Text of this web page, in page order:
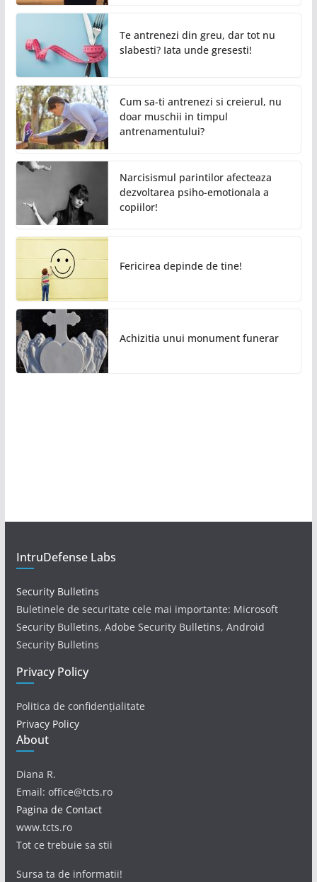
Te antrenezi din greu, dar tot nu
slabesti? Iata unde gresesti!
Cum sa-ti antrenezi si creierul, nu
doar muschii in timpul
antrenamentului?
Narcisismul parintilor afecteaza
dezvoltarea psiho-emotionala a
copiilor!
Fericirea depinde de tine!
Achizitia unui monument funerar
IntruDefense Labs
Security Bulletins
Buletinele de securitate cele mai importante: Microsoft
Security Bulletins, Adobe Security Bulletins, Android
Security Bulletins
Privacy Policy
Politica de confidențialitate
Privacy Policy
About
Diana R.
Email: office@tcts.ro
Pagina de Contact
www.tcts.ro
Tot ce trebuie sa stii
Sursa ta de informatii!